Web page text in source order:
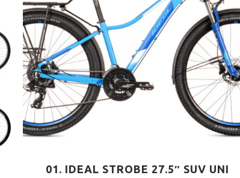
01. IDEAL STROBE 27.5″ SUV UNI